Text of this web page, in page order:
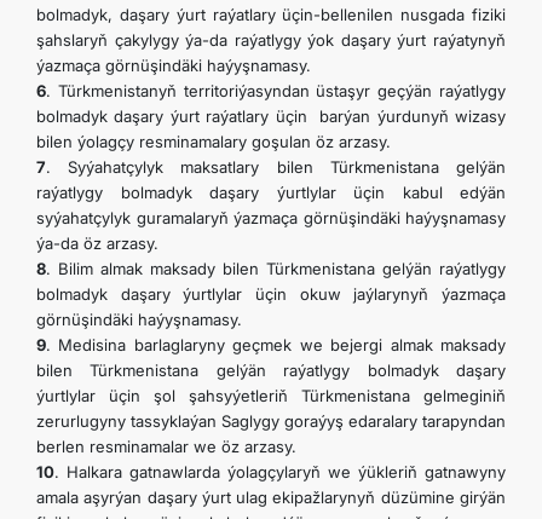
bolmadyk, daşary ýurt raýatlary üçin-bellenilen nusgada fiziki
şahslaryň çakylygy ýa-da raýatlygy ýok daşary ýurt raýatynyň
ýazmaça görnüşindäki haýyşnamasy.
6. Türkmenistanyň territoriýasyndan üstaşyr geçýän raýatlygy
bolmadyk daşary ýurt raýatlary üçin barýan ýurdunyň wizasy
bilen ýolagçy resminamalary goşulan öz arzasy.
7. Syýahatçylyk maksatlary bilen Türkmenistana gelýän
raýatlygy bolmadyk daşary ýurtlylar üçin kabul edýän
syýahatçylyk guramalaryň ýazmaça görnüşindäki haýyşnamasy
ýa-da öz arzasy.
8. Bilim almak maksady bilen Türkmenistana gelýän raýatlygy
bolmadyk daşary ýurtlylar üçin okuw jaýlarynyň ýazmaça
görnüşindäki haýyşnamasy.
9. Medisina barlaglaryny geçmek we bejergi almak maksady
bilen Türkmenistana gelýän raýatlygy bolmadyk daşary
ýurtlylar üçin şol şahsyýetleriň Türkmenistana gelmeginiň
zerurlugyny tassyklaýan Saglygy goraýyş edaralary tarapyndan
berlen resminamalar we öz arzasy.
10. Halkara gatnawlarda ýolagçylaryň we ýükleriň gatnawyny
amala aşyrýan daşary ýurt ulag ekipažlarynyň düzümine girýän